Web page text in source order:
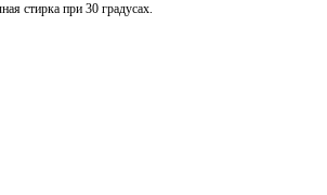
стирка при 30 градусах.